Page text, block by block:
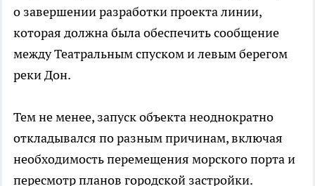
о завершении разработки проекта линии,
которая должна была обеспечить сообщение
между Театральным спуском и левым берегом
реки Дон.
Тем не менее, запуск объекта неоднократно
откладывался по разным причинам, включая
необходимость перемещения морского порта и
пересмотр планов городской застройки.